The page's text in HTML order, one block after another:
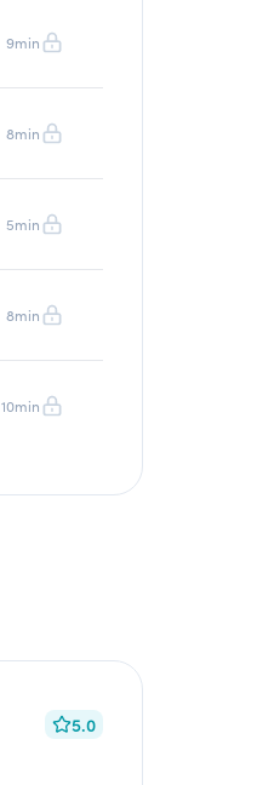
9min
8min
5min
8min
10min
5.0